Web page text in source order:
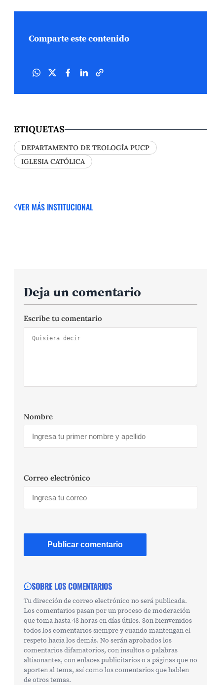
Comparte este contenido
ETIQUETAS
DEPARTAMENTO DE TEOLOGÍA PUCP
IGLESIA CATÓLICA
VER MÁS INSTITUCIONAL
Deja un comentario
Escribe tu comentario
Nombre
Correo electrónico
SOBRE LOS COMENTARIOS
Tu dirección de correo electrónico no será publicada.
Los comentarios pasan por un proceso de moderación
que toma hasta 48 horas en días útiles. Son bienvenidos
todos los comentarios siempre y cuando mantengan el
respeto hacia los demás. No serán aprobados los
comentarios difamatorios, con insultos o palabras
altisonantes, con enlaces publicitarios o a páginas que no
aporten al tema, así como los comentarios que hablen
de otros temas.